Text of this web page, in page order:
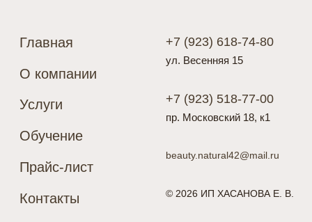
Политика конфиденциальности
Подарочные карты
Цены, указанные на сайте, носят исключительно информативный
характер и не являются публичной офертой, определяемой
* Meta признана экстремистской организацией и запрещена
на территории России